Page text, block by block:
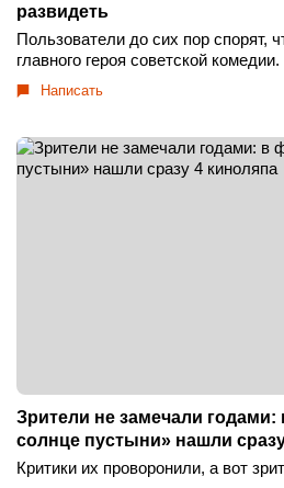
развидеть
Пользователи до сих пор спорят,
главного героя советской комедии.
Написать
Зрители не замечали
солнце пустыни» нашли
Критики их проворонили, а вот